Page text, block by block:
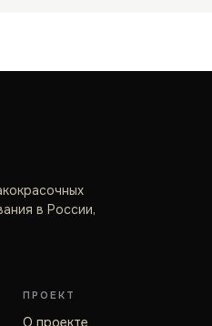
в России,
ПРОЕКТ
О проекте